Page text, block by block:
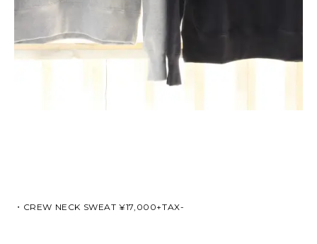
・CREW NECK SWEAT ¥17,000+TAX-